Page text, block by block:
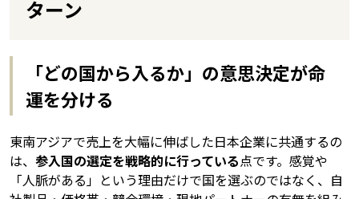
ターン
「どの国から入るか」の意思決定が命
運を分ける
東南アジアで売上を大幅に伸ばした日本企業に共通するの
は、 参入国の選定を戦略的に行っている点です。感覚や
「人脈がある」という理由だけで国を選ぶのではなく、自